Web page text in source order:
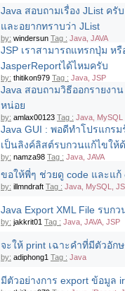
Java สอบถามเรื่อง JList ครั
และอยากทราบว่า JList
by: windersun Tag : Java, JAVA
JSP เราสามารถแทรกปุ่ม ห
JasperReportได้ไหมครับ
by: thitikon979 Tag : Java, JSP
Java สอบถามวิธีออกรายงา
หน่อย
by: amlax00123 Tag : Java, MySQL
Java GUI : พอดีทำโปรแกร
เป็นลิงค์ลิสต์รบกวนแก้ไขให้
by: namza98 Tag : Java, JAVA
ขอให้พี่ๆ ช่วยดู code และแ
by: illmndraft Tag : Java, MySQL,
Java Export XML File รบก
by: jakkrit01 Tag : Java, JAVA, JSP
จะให้ print เฉาะคำที่มีตัวอั
by: adiphong1 Tag : Java
มีตัวอย่างการ export ข้อมูล